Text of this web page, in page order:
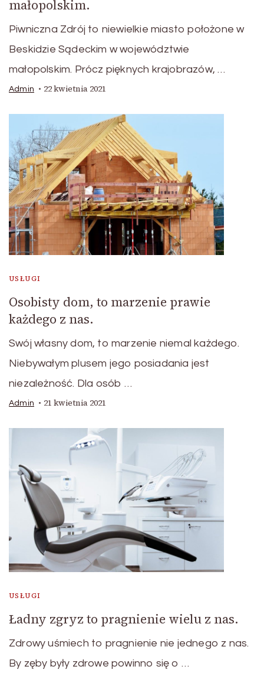
małopolskim.
Piwniczna Zdrój to niewielkie miasto położone w
Beskidzie Sądeckim w województwie
małopolskim. Prócz pięknych krajobrazów, …
Admin 22 kwietnia 2021
USŁUGI
Osobisty dom, to marzenie prawie
każdego z nas.
Swój własny dom, to marzenie niemal każdego.
Niebywałym plusem jego posiadania jest
niezależność. Dla osób …
Admin 21 kwietnia 2021
USŁUGI
Ładny zgryz to pragnienie wielu z nas.
Zdrowy uśmiech to pragnienie nie jednego z nas.
By zęby były zdrowe powinno się o …